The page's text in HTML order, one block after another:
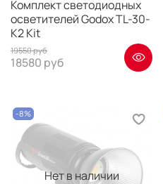
Комплект светодиодных
осветителей Godox TL-30-
K2 Kit
19550 руб
18580 руб
Нет в наличии
-8%